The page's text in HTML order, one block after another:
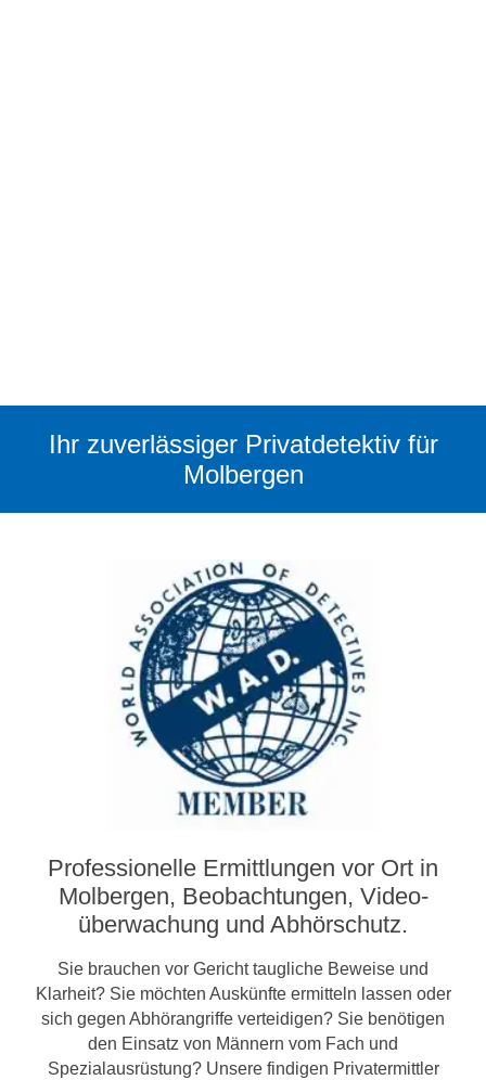
Ihr zuverlässiger Privatdetektiv für
Molbergen
Professionelle Ermittlungen vor Ort in
Molbergen, Beobachtungen, Video­­
überwachung und Abhörschutz.
Sie brauchen vor Gericht taugliche Beweise und
Klarheit? Sie möchten Auskünfte ermitteln lassen oder
sich gegen Abhörangriffe verteidigen? Sie benötigen
den Einsatz von Männern vom Fach und
Spezialausrüstung? Unsere findigen Privatermittler